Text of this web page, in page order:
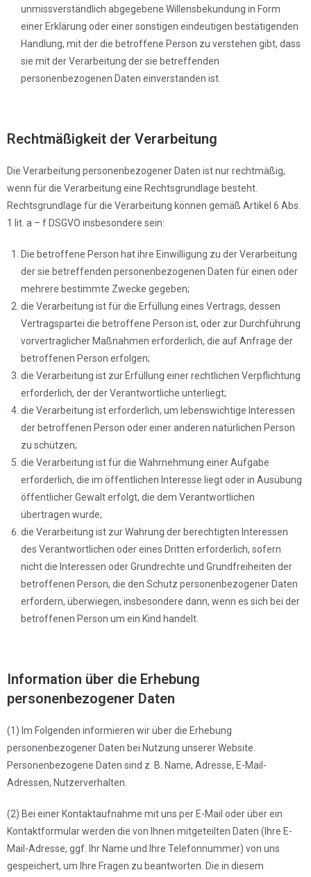
unmissverständlich abgegebene Willensbekundung in Form
einer Erklärung oder einer sonstigen eindeutigen bestätigenden
Handlung, mit der die betroffene Person zu verstehen gibt, dass
sie mit der Verarbeitung der sie betreffenden
personenbezogenen Daten einverstanden ist.
Rechtmäßigkeit der Verarbeitung
Die Verarbeitung personenbezogener Daten ist nur rechtmäßig,
wenn für die Verarbeitung eine Rechtsgrundlage besteht.
Rechtsgrundlage für die Verarbeitung können gemäß Artikel 6 Abs.
1 lit. a – f DSGVO insbesondere sein:
Die betroffene Person hat ihre Einwilligung zu der Verarbeitung
der sie betreffenden personenbezogenen Daten für einen oder
mehrere bestimmte Zwecke gegeben;
die Verarbeitung ist für die Erfüllung eines Vertrags, dessen
Vertragspartei die betroffene Person ist, oder zur Durchführung
vorvertraglicher Maßnahmen erforderlich, die auf Anfrage der
betroffenen Person erfolgen;
die Verarbeitung ist zur Erfüllung einer rechtlichen Verpflichtung
erforderlich, der der Verantwortliche unterliegt;
die Verarbeitung ist erforderlich, um lebenswichtige Interessen
der betroffenen Person oder einer anderen natürlichen Person
zu schützen;
die Verarbeitung ist für die Wahrnehmung einer Aufgabe
erforderlich, die im öffentlichen Interesse liegt oder in Ausübung
öffentlicher Gewalt erfolgt, die dem Verantwortlichen
übertragen wurde;
die Verarbeitung ist zur Wahrung der berechtigten Interessen
des Verantwortlichen oder eines Dritten erforderlich, sofern
nicht die Interessen oder Grundrechte und Grundfreiheiten der
betroffenen Person, die den Schutz personenbezogener Daten
erfordern, überwiegen, insbesondere dann, wenn es sich bei der
betroffenen Person um ein Kind handelt.
Information über die Erhebung
personenbezogener Daten
(1) Im Folgenden informieren wir über die Erhebung
personenbezogener Daten bei Nutzung unserer Website.
Personenbezogene Daten sind z. B. Name, Adresse, E-Mail-
Adressen, Nutzerverhalten.
(2) Bei einer Kontaktaufnahme mit uns per E-Mail oder über ein
Kontaktformular werden die von Ihnen mitgeteilten Daten (Ihre E-
Mail-Adresse, ggf. Ihr Name und Ihre Telefonnummer) von uns
gespeichert, um Ihre Fragen zu beantworten. Die in diesem